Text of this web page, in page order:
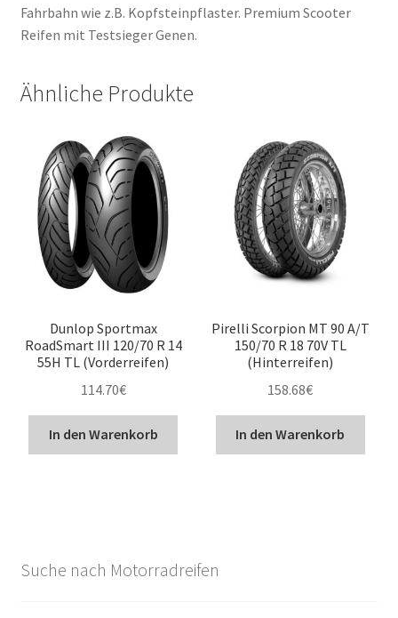
Fahrbahn wie z.B. Kopfsteinpflaster. Premium Scooter
Reifen mit Testsieger Genen.
Ähnliche Produkte
Dunlop Sportmax
RoadSmart III 120/70 R 14
55H TL (Vorderreifen)
114.70€
In den Warenkorb
Pirelli Scorpion MT 90 A/T
150/70 R 18 70V TL
(Hinterreifen)
158.68€
In den Warenkorb
Suche nach Motorradreifen